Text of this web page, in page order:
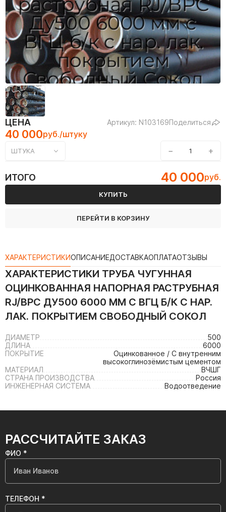
ЦЕНА Артикул: N103169Поделиться
40 000руб./штуку
ШТУКА − +
ИТОГО 40 000руб.
КУПИТЬ
ПЕРЕЙТИ В КОРЗИНУ
ХАРАКТЕРИСТИКИОПИСАНИЕДОСТАВКАОПЛАТАОТЗЫВЫ
ХАРАКТЕРИСТИКИ ТРУБА ЧУГУННАЯ
ОЦИНКОВАННАЯ НАПОРНАЯ РАСТРУБНАЯ
RJ/ВРС ДУ500 6000 ММ С ВГЦ Б/К С НАР.
ЛАК. ПОКРЫТИЕМ СВОБОДНЫЙ СОКОЛ
ДИАМЕТР
500
ДЛИНА
6000
ПОКРЫТИЕ
Оцинкованное / С внутренним
высокоглинозёмистым цементом
МАТЕРИАЛ
ВЧШГ
СТРАНА ПРОИЗВОДСТВА
Россия
ИНЖЕНЕРНАЯ СИСТЕМА
Водоотведение
РАССЧИТАЙТЕ ЗАКАЗ
ФИО *
ТЕЛЕФОН *